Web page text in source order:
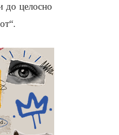
до целосно